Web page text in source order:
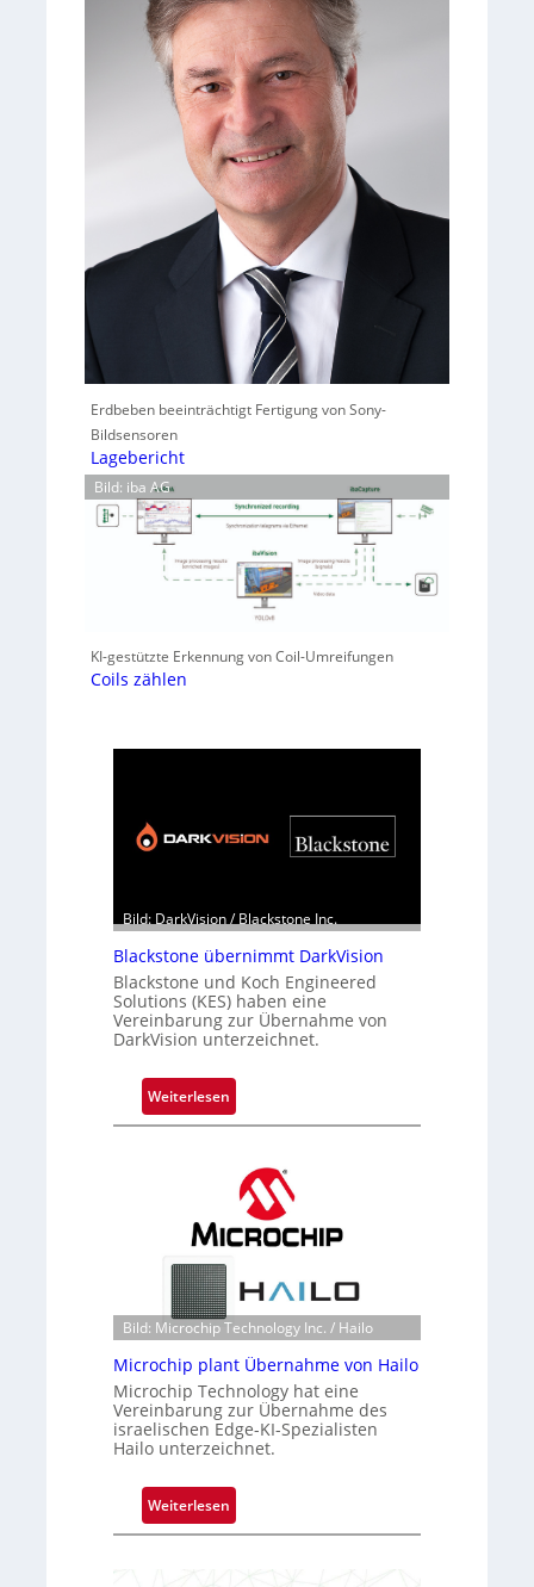
Erdbeben beeinträchtigt Fertigung von Sony-
Bildsensoren
Lagebericht
Bild: iba AG
KI-gestützte Erkennung von Coil-Umreifungen
Coils zählen
Bild: DarkVision / Blackstone Inc.
Blackstone übernimmt DarkVision
Blackstone und Koch Engineered
Solutions (KES) haben eine
Vereinbarung zur Übernahme von
DarkVision unterzeichnet.
Weiterlesen:
B
s
n
e
ü
b
e
r
m
Bild: Microchip Technology Inc. / Hailo
Microchip plant Übernahme von Hailo
Microchip Technology hat eine
Vereinbarung zur Übernahme des
israelischen Edge-KI-Spezialisten
Hailo unterzeichnet.
Weiterlesen:
M